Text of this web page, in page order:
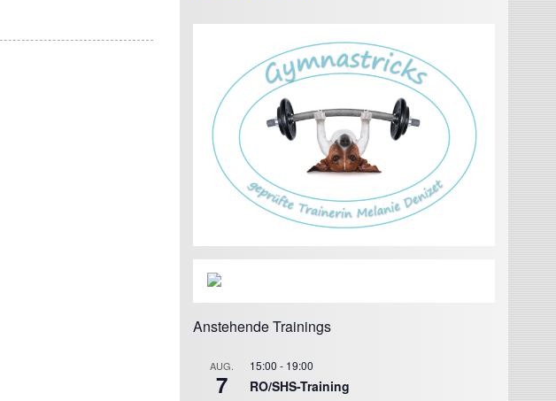
Anstehende Trainings
AUG.
7
15:00 - 19:00
RO/SHS-Training